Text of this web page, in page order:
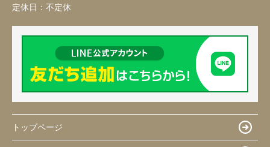
定休日： 不定休
トップページ